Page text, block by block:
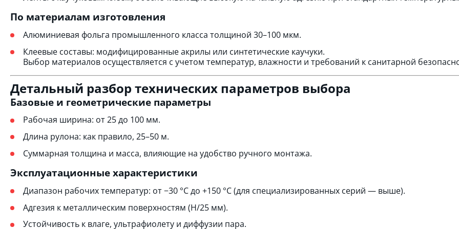
По материалам изготовления
Алюминиевая фольга промышленного класса толщиной 30–100 мкм.
Клеевые составы: модифицированные акрилы или синтетические каучуки.
Выбор материалов осуществляется с учетом температур, влажности и требований к санитарной
Детальный разбор технических параметров выбора
Базовые и геометрические параметры
Рабочая ширина: от 25 до 100 мм.
Длина рулона: как правило, 25–50 м.
Суммарная толщина и масса, влияющие на удобство ручного монтажа.
Эксплуатационные характеристики
Диапазон рабочих температур: от −30 °C до +150 °C (для специализированных серий — выше).
Адгезия к металлическим поверхностям (Н/25 мм).
Устойчивость к влаге, ультрафиолету и диффузии пара.